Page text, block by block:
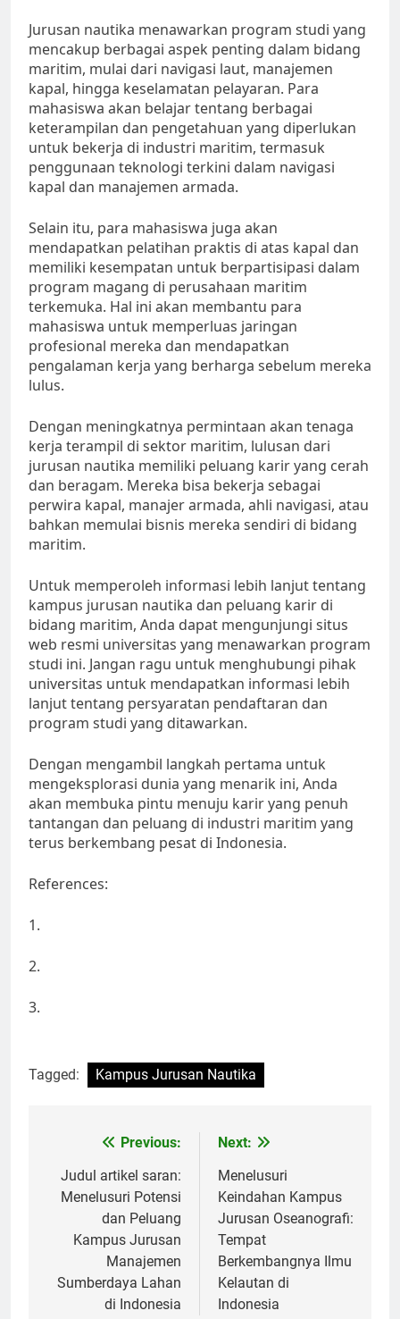
Jurusan nautika menawarkan program studi yang
mencakup berbagai aspek penting dalam bidang
maritim, mulai dari navigasi laut, manajemen
kapal, hingga keselamatan pelayaran. Para
mahasiswa akan belajar tentang berbagai
keterampilan dan pengetahuan yang diperlukan
untuk bekerja di industri maritim, termasuk
penggunaan teknologi terkini dalam navigasi
kapal dan manajemen armada.
Selain itu, para mahasiswa juga akan
mendapatkan pelatihan praktis di atas kapal dan
memiliki kesempatan untuk berpartisipasi dalam
program magang di perusahaan maritim
terkemuka. Hal ini akan membantu para
mahasiswa untuk memperluas jaringan
profesional mereka dan mendapatkan
pengalaman kerja yang berharga sebelum mereka
lulus.
Dengan meningkatnya permintaan akan tenaga
kerja terampil di sektor maritim, lulusan dari
jurusan nautika memiliki peluang karir yang cerah
dan beragam. Mereka bisa bekerja sebagai
perwira kapal, manajer armada, ahli navigasi, atau
bahkan memulai bisnis mereka sendiri di bidang
maritim.
Untuk memperoleh informasi lebih lanjut tentang
kampus jurusan nautika dan peluang karir di
bidang maritim, Anda dapat mengunjungi situs
web resmi universitas yang menawarkan program
studi ini. Jangan ragu untuk menghubungi pihak
universitas untuk mendapatkan informasi lebih
lanjut tentang persyaratan pendaftaran dan
program studi yang ditawarkan.
Dengan mengambil langkah pertama untuk
mengeksplorasi dunia yang menarik ini, Anda
akan membuka pintu menuju karir yang penuh
tantangan dan peluang di industri maritim yang
terus berkembang pesat di Indonesia.
References:
1.
2.
3.
Tagged: Kampus Jurusan Nautika
navigation
Previous:
Judul artikel saran:
Menelusuri Potensi
dan Peluang
Kampus Jurusan
Manajemen
Sumberdaya Lahan
di Indonesia
Next:
Menelusuri
Keindahan Kampus
Jurusan Oseanografi:
Tempat
Berkembangnya Ilmu
Kelautan di
Indonesia